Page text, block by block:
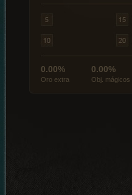
0.00%
Oro extra
0.00%
Obj. mágicos